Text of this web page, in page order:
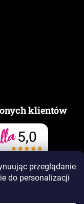
przeglądanie
do personalizacji
klientów
5,0